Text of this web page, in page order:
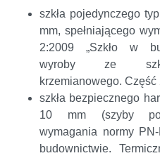
szkła pojedynczego
mm, spełniającego
2:2009 „Szkło w
wyroby ze
krzemianowego. Część
szkła bezpiecznego
10 mm (szyby
wymagania normy
budownictwie.